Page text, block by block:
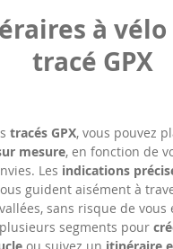
à vélo
tracé GPX
tracés GPX, vous pouvez
mesure, en fonction de
Les indications
guident aisément à
sans risque de vous
segments pour
ou suivez un itinéraire